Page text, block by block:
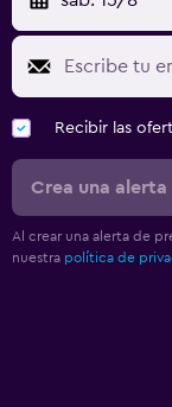
Recibir las
Crea una
Al crear una alerta de
nuestra política de